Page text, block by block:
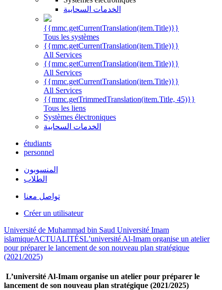
الخدمات السحابية
{{mmc.getCurrentTranslation(item.Title)}}
Tous les systèmes
{{mmc.getCurrentTranslation(item.Title)}}
All Services
{{mmc.getCurrentTranslation(item.Title)}}
All Services
{{mmc.getCurrentTranslation(item.Title)}}
All Services
{{mmc.getTrimmedTranslation(item.Title, 45)}}
Tous les liens
Systèmes électroniques
الخدمات السحابية
étudiants
personnel
المنسوبون
الطلاب
تواصل معنا
Créer un utilisateur
Université de Muhammad bin Saud Université Imam
islamiqueACTUALITÉSL’université Al-Imam organise un atelier
pour préparer le lancement de son nouveau plan stratégique
(2021/2025)
L’université Al-Imam organise un atelier pour préparer le
lancement de son nouveau plan stratégique (2021/2025)